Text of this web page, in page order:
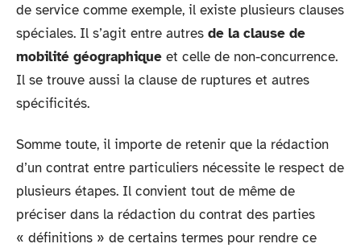
de service comme exemple, il existe plusieurs clauses
spéciales. Il s’agit entre autres de la clause de
mobilité géographique et celle de non-concurrence.
Il se trouve aussi la clause de ruptures et autres
spécificités.
Somme toute, il importe de retenir que la rédaction
d’un contrat entre particuliers nécessite le respect de
plusieurs étapes. Il convient tout de même de
préciser dans la rédaction du contrat des parties
« définitions » de certains termes pour rendre ce